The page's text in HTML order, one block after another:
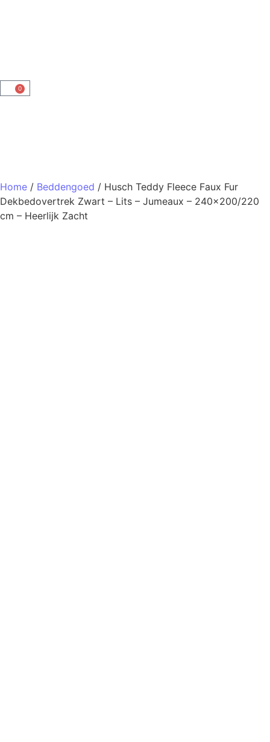
0
Home / Beddengoed / Husch Teddy Fleece Faux Fur
Dekbedovertrek Zwart – Lits – Jumeaux – 240×200/220
cm – Heerlijk Zacht